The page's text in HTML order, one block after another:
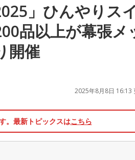
」ひんやりスイ
品以上が幕張メ
開催
2025年8月8日 16:13
。最新トピックスはこちら